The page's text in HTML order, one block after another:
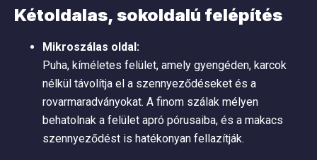
Kétoldalas, sokoldalú felépítés
Mikroszálas oldal:
Puha, kíméletes felület, amely gyengéden, karcok
nélkül távolítja el a szennyeződéseket és a
rovarmaradványokat. A finom szálak mélyen
behatolnak a felület apró pórusaiba, és a makacs
szennyeződést is hatékonyan fellazítják.